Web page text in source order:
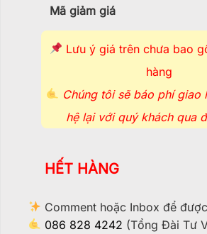
Mã giảm giá
Lưu ý giá trên chưa bao
hàng
Chúng tôi sẽ báo phí giao
hệ lại với quý khách qua
HẾT HÀNG
Comment hoặc Inbox để
086 828 4242 (Tổng Đài Tư